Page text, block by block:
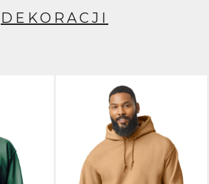
DEKORACJI